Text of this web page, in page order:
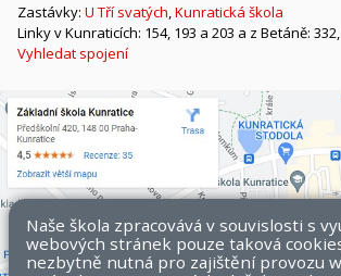
Zastávky: U Tří svatých,Kunratická škola
Linky v Kunraticích: 154, 193 a 203 a z Betáně:
Vyhledat spojení
Naše škola zpracovává v souvislosti s
webových stránek pouze taková
nezbytně nutná pro zajištění provozu